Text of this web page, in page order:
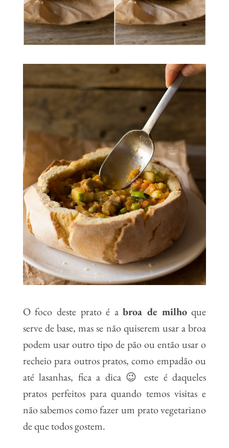
O foco deste prato é abroa de milhoque
serve de base, mas se não quiserem usar a broa
podem usar outro tipo de pão ou então usar o
recheio para outros pratos, como empadão ou
até lasanhas, fica a dica 😉 este é daqueles
pratos perfeitos para quando temos visitas e
não sabemos como fazer um prato vegetariano
de que todos gostem.